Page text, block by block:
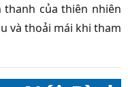
của thiên nhiên
và thoải mái khi tham